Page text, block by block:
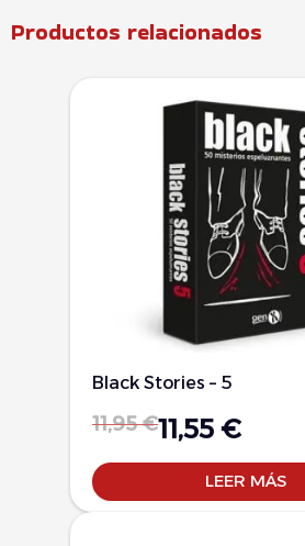
Productos relacionados
Black Stories – 5
11,95€11,55 €
LEER MÁS